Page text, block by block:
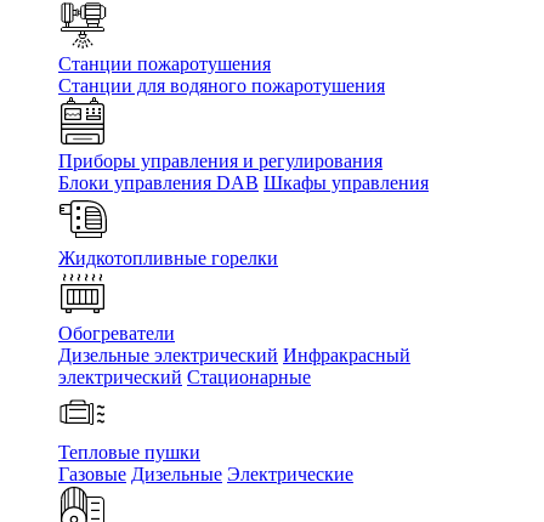
Станции пожаротушения
Станции для водяного пожаротушения
Приборы управления и регулирования
Блоки управления DAB Шкафы управления
Жидкотопливные горелки
Обогреватели
Дизельные электрический Инфракрасный
электрический Стационарные
Тепловые пушки
Газовые Дизельные Электрические